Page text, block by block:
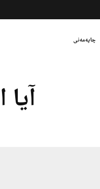
چاپەمەنی